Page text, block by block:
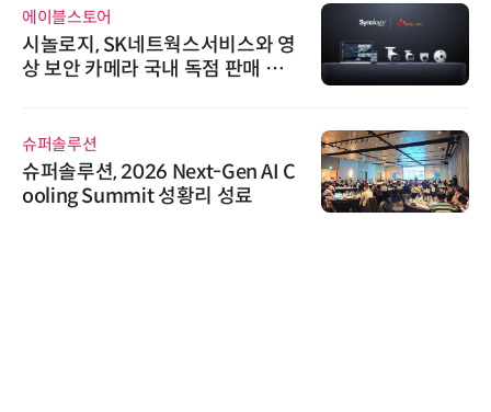
에이블스토어
시놀로지, SK네트웍스서비스와 영
상 보안 카메라 국내 독점 판매 파
슈퍼솔루션
슈퍼솔루션, 2026 Next-Gen AI C
ooling Summit 성황리 성료